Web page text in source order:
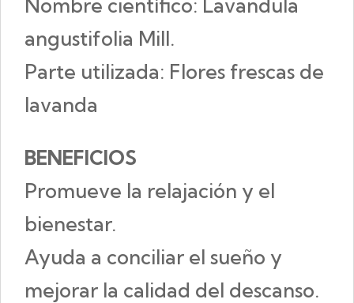
Nombre científico: Lavandula
angustifolia Mill.
Parte utilizada: Flores frescas de
lavanda
BENEFICIOS
Promueve la relajación y el
bienestar.
Ayuda a conciliar el sueño y
mejorar la calidad del descanso.